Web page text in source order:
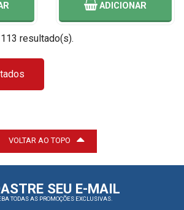
ADICIONAR
resultado(s).
VOLTAR AO TOPO
SEU E-MAIL
TODAS AS PROMOÇÕES EXCLUSIVAS.